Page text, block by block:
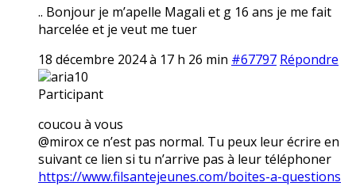
.. Bonjour je m’apelle Magali et g 16 ans je me fait
harcelée et je veut me tuer
18 décembre 2024 à 17 h 26 min #67797 Répondre
aria10
Participant
coucou à vous
@mirox ce n’est pas normal. Tu peux leur écrire en
suivant ce lien si tu n’arrive pas à leur téléphoner
https://www.filsantejeunes.com/boites-a-questions